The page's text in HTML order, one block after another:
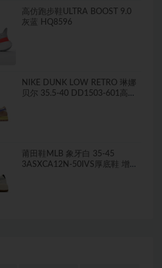
高仿跑步鞋ULTRA BOOST 9.0
灰蓝 HQ8596
NIKE DUNK LOW RETRO 琳娜
贝尔 35.5-40 DD1503-601高仿
莆田鞋MLB 象牙白 35-45
3ASXCA12N-50IVS厚底鞋 增高